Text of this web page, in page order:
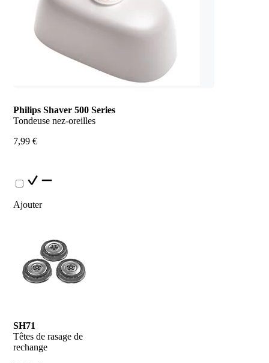
Philips Shaver 500 Series
Tondeuse nez-oreilles
7,99 €
Ajouter
SH71
Têtes de rasage de
rechange